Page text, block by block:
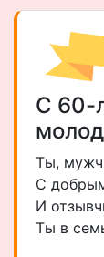
С 60-
Ты,
С
И
Ты в